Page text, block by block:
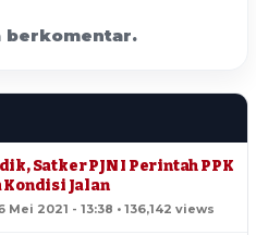
berkomentar.
Satker PJN I Perintah PPK
Kondisi Jalan
2021 - 13:38 • 136,142 views